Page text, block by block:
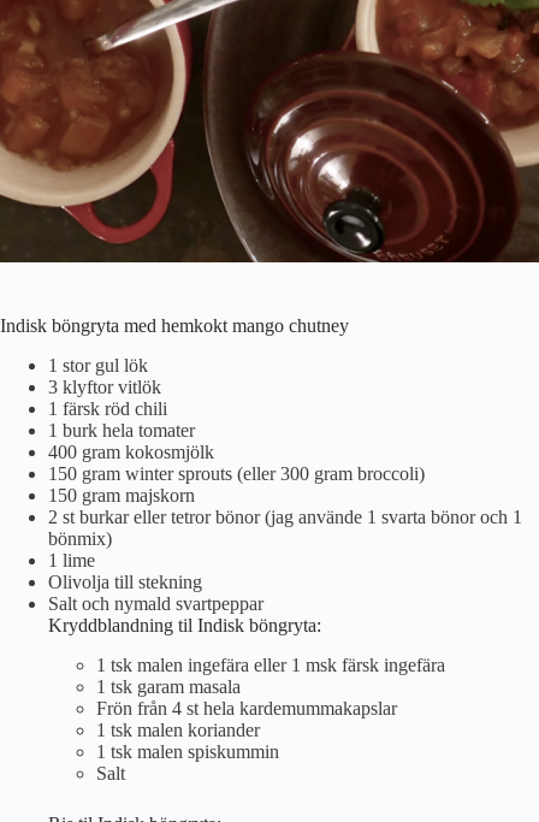
Indisk böngryta med hemkokt mango chutney
1 stor gul lök
3 klyftor vitlök
1 färsk röd chili
1 burk hela tomater
400 gram kokosmjölk
150 gram winter sprouts (eller 300 gram broccoli)
150 gram majskorn
2 st burkar eller tetror bönor (jag använde 1 svarta bönor och 1
bönmix)
1 lime
Olivolja till stekning
Salt och nymald svartpeppar
Kryddblandning til Indisk böngryta:
1 tsk malen ingefära eller 1 msk färsk ingefära
1 tsk garam masala
Frön från 4 st hela kardemummakapslar
1 tsk malen koriander
1 tsk malen spiskummin
Salt